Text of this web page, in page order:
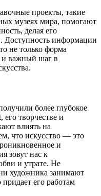
проекты, такие
музеях мира, помогают
делая его
Доступность информации
не только форма
и важный шаг в
более глубокое
творчестве и
влиять на
что искусство — это
и
зовут нас к
и утрате. Не
художника занимают
его работам